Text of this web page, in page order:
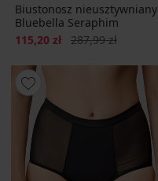
Biustonosz nieusztywniany
Bluebella Seraphim
Zniżka
115,20 zł Pierwotna cena
287,99 zł